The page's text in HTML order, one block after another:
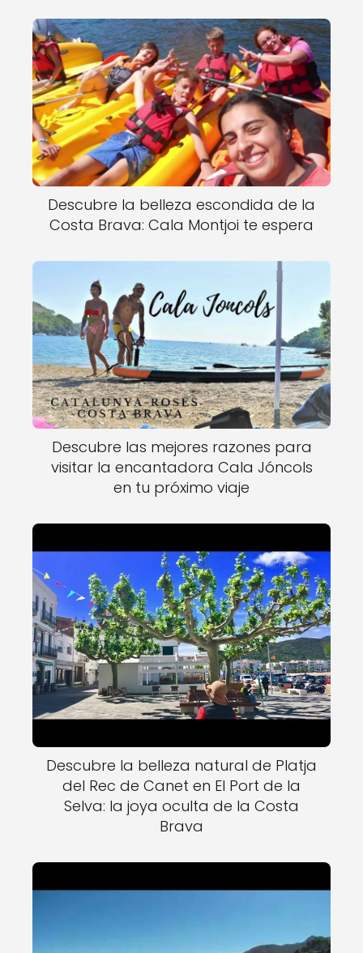
Descubre la belleza escondida de la
Costa Brava: Cala Montjoi te espera
Descubre las mejores razones para
visitar la encantadora Cala Jóncols
en tu próximo viaje
Descubre la belleza natural de Platja
del Rec de Canet en El Port de la
Selva: la joya oculta de la Costa
Brava